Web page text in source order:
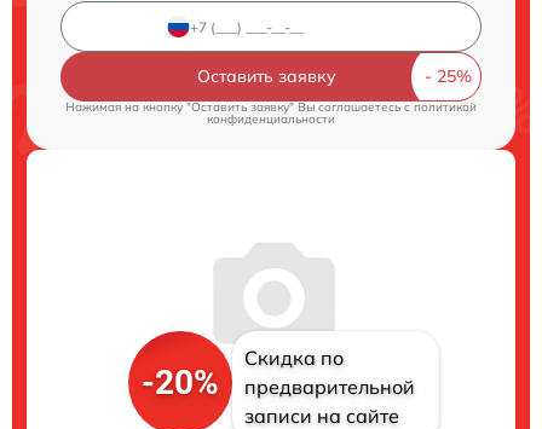
Оставить заявку
Нажимая на кнопку "Оставить заявку" Вы соглашаетесь cполитикой
конфиденциальности
-20%
Скидка по
предварительной
записи на сайте